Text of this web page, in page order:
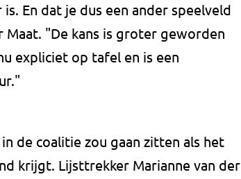
En dat je dus een ander speelveld
"De kans is groter geworden
expliciet op tafel en is een
de coalitie zou gaan zitten als het
krijgt. Lijsttrekker Marianne van der